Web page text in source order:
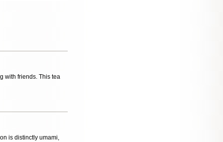
with friends. This tea
is distinctly umami,